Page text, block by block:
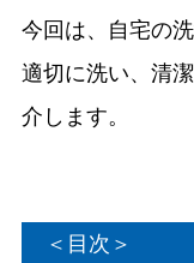
今回は、自宅の
適切に洗い、清
介します。
＜目次＞